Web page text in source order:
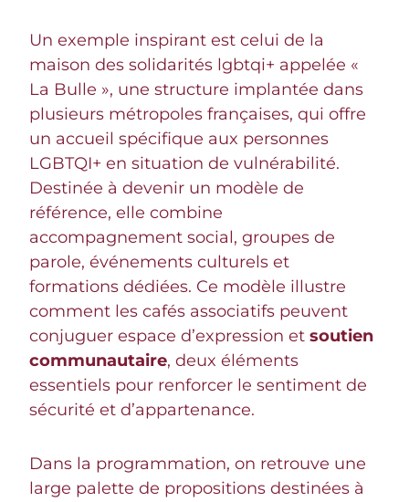
Un exemple inspirant est celui de la
maison des solidarités lgbtqi+ appelée «
La Bulle », une structure implantée dans
plusieurs métropoles françaises, qui offre
un accueil spécifique aux personnes
LGBTQI+ en situation de vulnérabilité.
Destinée à devenir un modèle de
référence, elle combine
accompagnement social, groupes de
parole, événements culturels et
formations dédiées. Ce modèle illustre
comment les cafés associatifs peuvent
conjuguer espace d’expression et soutien
communautaire, deux éléments
essentiels pour renforcer le sentiment de
sécurité et d’appartenance.
Dans la programmation, on retrouve une
large palette de propositions destinées à